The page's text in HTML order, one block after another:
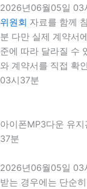
2026년06월05일 03
위원회 자료를 함께
분 다만 실제 계약서
준에 따라 달라질 수
와 계약서를 직접 확
03시37분
아이폰MP3다운 유
37분
2026년06월05일 03
받는 경우에는 단순